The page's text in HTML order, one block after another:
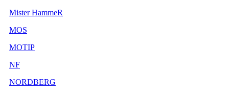
Mister HammeR
MOS
MOTIP
NF
NORDBERG